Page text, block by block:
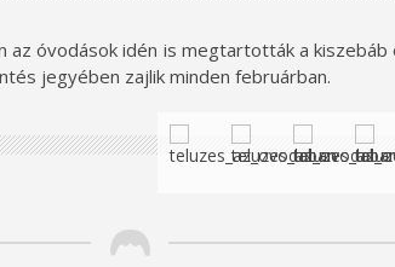
az óvodások idén is megtartották a
jegyében zajlik minden februárban.​